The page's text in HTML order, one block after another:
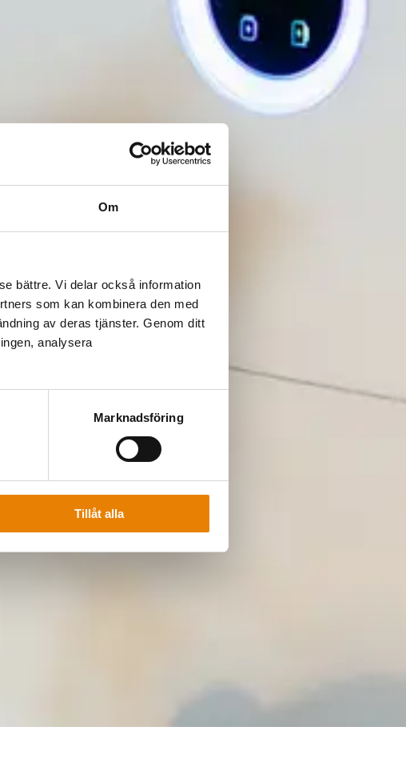
Om
bättre. Vi delar också information
som kan kombinera den med
av deras tjänster. Genom ditt
analysera
Marknadsföring
Tillåt alla